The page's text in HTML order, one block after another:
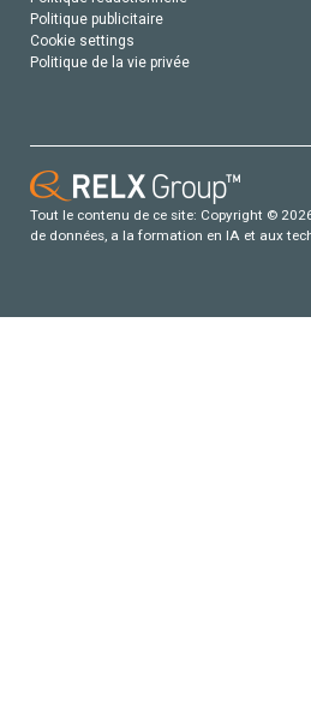
Politique publicitaire
Cookie settings
Politique de la vie privée
Tout le contenu de ce site: Copyright ©
de données, a la formation en IA et aux